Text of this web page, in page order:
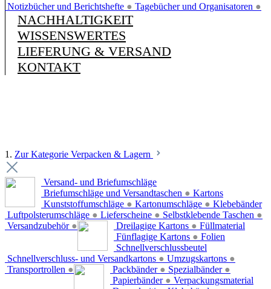
Notizbücher und Berichtshefte ● Tagebücher und Organisatoren ●
NACHHALTIGKEIT
WISSENSWERTES
LIEFERUNG & VERSAND
KONTAKT
1. Zur Kategorie Verpacken & Lagern
Versand- und Briefumschläge
Briefumschläge und Versandtaschen ●
Kunststoffumschläge ● Kartonumschläge ●
Luftpolsterumschläge ● Lieferscheine ● Selbstklebende Taschen ●
Versandzubehör ●
Kartons
Dreilagige Kartons ●
Fünflagige Kartons ●
Schnellverschluss- und Versandkartons ● Umzugskartons ●
Transportrollen ●
Klebebänder
Packbänder ● Spezialbänder ●
Papierbänder ●
Füllmaterial
Folien
Schnellverschlussbeutel
Verpackungsmaterial